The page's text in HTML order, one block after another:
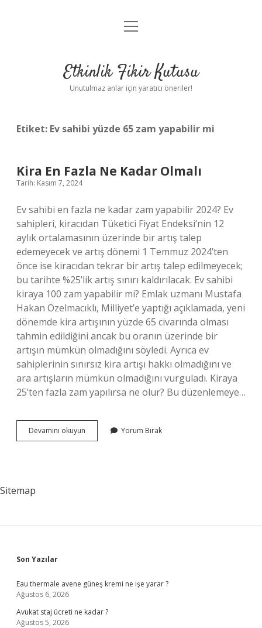
Anasayfa
Yasal Uyarı
menüyü
Etkinlik Fikir Kutusu
Unutulmaz anlar için yaratıcı öneriler!
Etiket: Ev sahibi yüzde 65 zam yapabilir mi
Kira En Fazla Ne Kadar Olmalı
Tarih: Kasım 7, 2024
Ev sahibi en fazla ne kadar zam yapabilir 2024? Ev
sahipleri, kiracıdan Tüketici Fiyat Endeksi’nin 12
aylık ortalamasının üzerinde bir artış talep
edemeyecek ve artış dönemi 1 Temmuz 2024’ten
önce ise kiracıdan tekrar bir artış talep edilmeyecek;
bu tarihte %25’lik artış sınırı kaldırılacak. Ev sahibi
kiraya 100 zam yapabilir mi? Emlak uzmanı Mustafa
Hakan Özelmacıklı, Milliyet’e yaptığı açıklamada, yeni
dönemde kira artışının yüzde 65 civarında olması
tahmin edildiğini ancak bu oranın üzerinde bir
artışın mümkün olmadığını söyledi. Ayrıca ev
sahiplerinin sınırsız kira artışı hakkı olmadığını ve
ara artışların mümkün olmadığını vurguladı. Kiraya
25’ten fazla zam yapılırsa ne olur? Bu düzenlemeye…
Devamını okuyun
En
Yorum Bırak
Sitemap
Sidebar
Son Yazılar
Eau thermale avene güneş kremi ne işe yarar ?
Ağustos 6, 2026
Avukat staj ücreti ne kadar ?
Ağustos 5, 2026